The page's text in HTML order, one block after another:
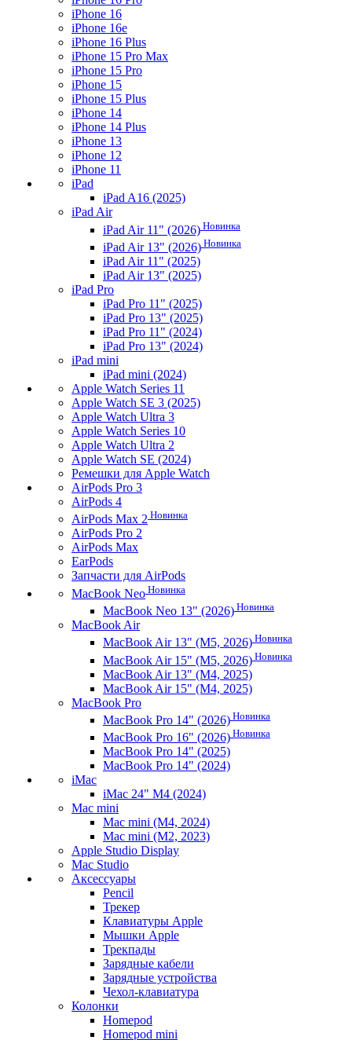
iPhone 16
iPhone 16e
iPhone 16 Plus
iPhone 15 Pro Max
iPhone 15 Pro
iPhone 15
iPhone 15 Plus
iPhone 14
iPhone 14 Plus
iPhone 13
iPhone 12
iPhone 11
iPad
iPad A16 (2025)
iPad Air
iPad Air 11" (2026) Новинка
iPad Air 13" (2026) Новинка
iPad Air 11" (2025)
iPad Air 13" (2025)
iPad Pro
iPad Pro 11" (2025)
iPad Pro 13" (2025)
iPad Pro 11" (2024)
iPad Pro 13" (2024)
iPad mini
iPad mini (2024)
Apple Watch Series 11
Apple Watch SE 3 (2025)
Apple Watch Ultra 3
Apple Watch Series 10
Apple Watch Ultra 2
Apple Watch SE (2024)
Ремешки для Apple Watch
AirPods Pro 3
AirPods 4
AirPods Max 2 Новинка
AirPods Pro 2
AirPods Max
EarPods
Запчасти для AirPods
MacBook Neo Новинка
MacBook Neo 13" (2026) Новинка
MacBook Air
MacBook Air 13" (M5, 2026) Новинка
MacBook Air 15" (M5, 2026) Новинка
MacBook Air 13" (M4, 2025)
MacBook Air 15" (M4, 2025)
MacBook Pro
MacBook Pro 14" (2026) Новинка
MacBook Pro 16" (2026) Новинка
MacBook Pro 14" (2025)
MacBook Pro 14" (2024)
iMac
iMac 24" M4 (2024)
Mac mini
Mac mini (M4, 2024)
Mac mini (M2, 2023)
Apple Studio Display
Mac Studio
Аксессуары
Pencil
Трекер
Клавиатуры Apple
Мышки Apple
Трекпады
Зарядные кабели
Зарядные устройства
Чехол-клавиатура
Колонки
Homepod
Homepod mini